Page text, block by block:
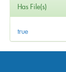
Has File(s)
true